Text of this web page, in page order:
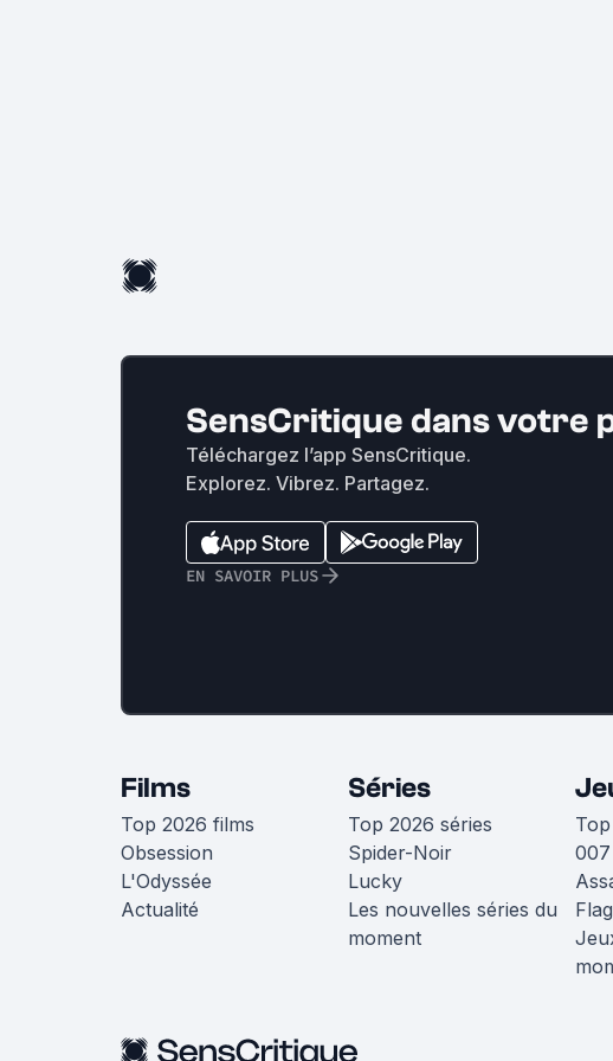
SensCritique dans votre
Téléchargez l’app SensCritique.
Explorez. Vibrez. Partagez.
EN SAVOIR PLUS
Films
Top 2026 films
Obsession
L'Odyssée
Actualité
Séries
Top 2026 séries
Spider-Noir
Lucky
Les nouvelles séries du
moment